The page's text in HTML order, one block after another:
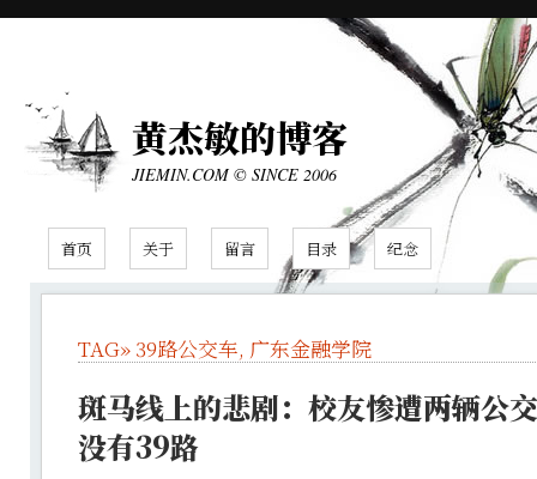
黄杰敏的博客
JIEMIN.COM © SINCE 2006
首页 关于 留言 目录 纪念
TAG» 39路公交车, 广东金融学院
斑马线上的悲剧：校友惨遭两辆公
没有39路